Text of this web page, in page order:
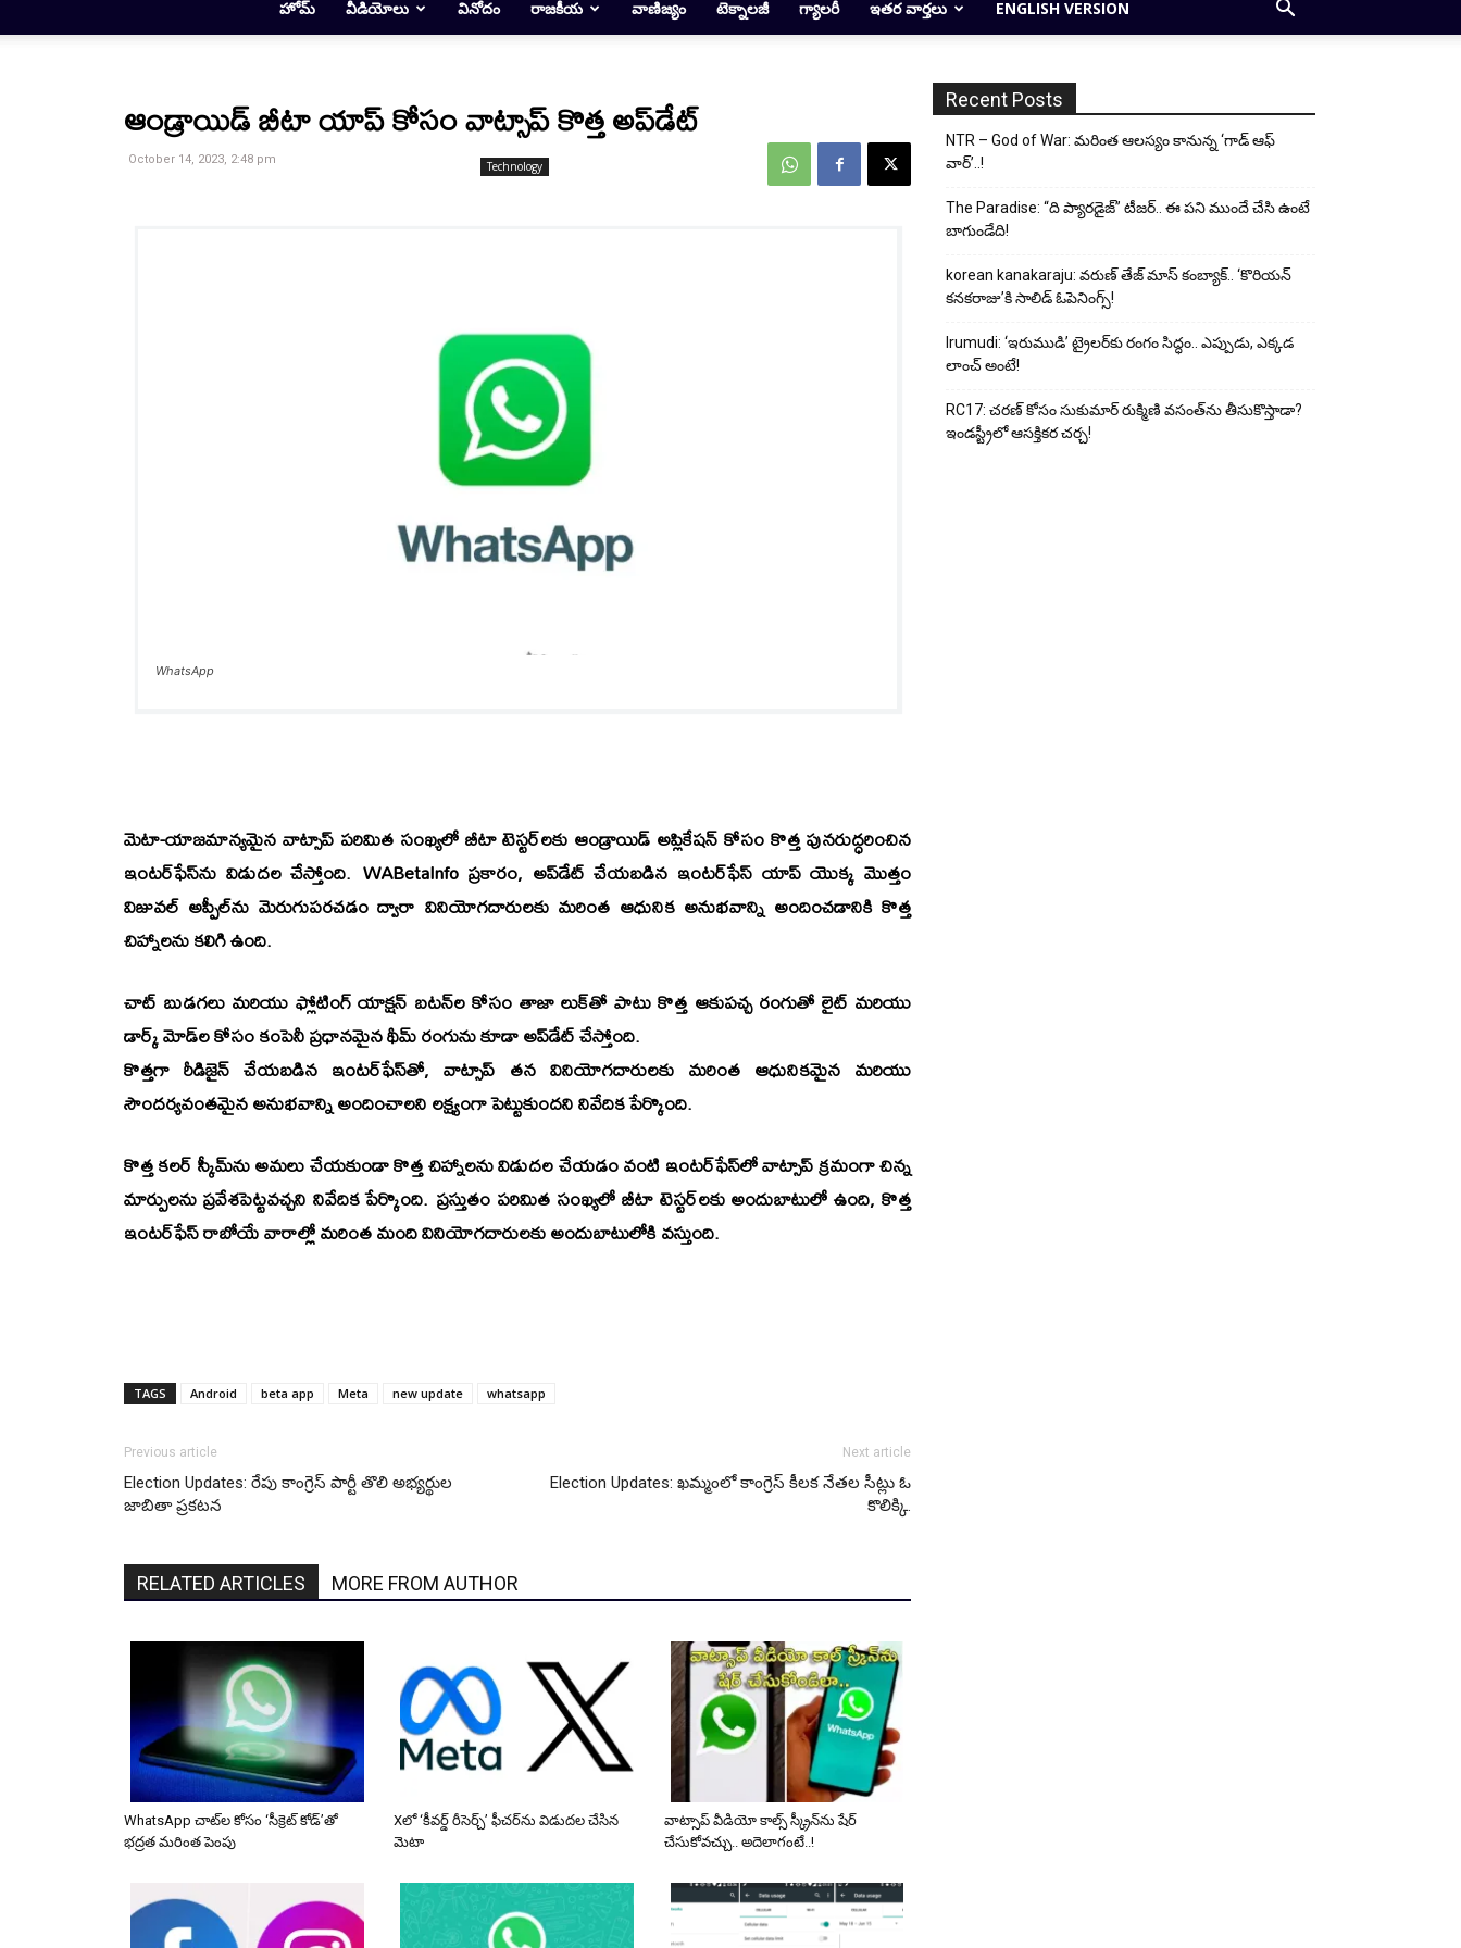
హోమ్ వీడియోలు వినోదం రాజకీయ వాణిజ్యం టెక్నాలజీ గ్యాలరీ ఇతర వార్తలు ENGLISH VERSION
Technology
ఆండ్రాయిడ్ బీటా యాప్ కోసం వాట్సాప్ కొత్త అప్‌డేట్
October 14, 2023, 2:48 pm
WhatsApp
మెటా-యాజమాన్యమైన వాట్సాప్ పరిమిత సంఖ్యలో బీటా టెస్టర్‌లకు ఆండ్రాయిడ్ అప్లికేషన్ కోసం కొత్త పునరుద్ధరించిన
ఇంటర్‌ఫేస్‌ను విడుదల చేస్తోంది. WABetaInfo ప్రకారం, అప్‌డేట్ చేయబడిన ఇంటర్‌ఫేస్ యాప్ యొక్క మొత్తం
విజువల్ అప్పీల్‌ను మెరుగుపరచడం ద్వారా వినియోగదారులకు మరింత ఆధునిక అనుభవాన్ని అందించడానికి కొత్త
చిహ్నాలను కలిగి ఉంది.
చాట్ బుడగలు మరియు ఫ్లోటింగ్ యాక్షన్ బటన్‌ల కోసం తాజా లుక్‌తో పాటు కొత్త ఆకుపచ్చ రంగుతో లైట్ మరియు
డార్క్ మోడ్‌ల కోసం కంపెనీ ప్రధానమైన థీమ్ రంగును కూడా అప్‌డేట్ చేస్తోంది.
కొత్తగా రీడిజైన్ చేయబడిన ఇంటర్‌ఫేస్‌తో, వాట్సాప్ తన వినియోగదారులకు మరింత ఆధునికమైన మరియు
సౌందర్యవంతమైన అనుభవాన్ని అందించాలని లక్ష్యంగా పెట్టుకుందని నివేదిక పేర్కొంది.
కొత్త కలర్ స్కీమ్‌ను అమలు చేయకుండా కొత్త చిహ్నాలను విడుదల చేయడం వంటి ఇంటర్‌ఫేస్‌లో వాట్సాప్ క్రమంగా చిన్న
మార్పులను ప్రవేశపెట్టవచ్చని నివేదిక పేర్కొంది. ప్రస్తుతం పరిమిత సంఖ్యలో బీటా టెస్టర్‌లకు అందుబాటులో ఉంది, కొత్త
ఇంటర్‌ఫేస్ రాబోయే వారాల్లో మరింత మంది వినియోగదారులకు అందుబాటులోకి వస్తుంది.
TAGS Android beta app Meta new update whatsapp
Previous article
Election Updates: రేపు కాంగ్రెస్​ పార్టీ తొలి అభ్యర్థుల
జాబితా ప్రకటన
Next article
Election Updates: ఖమ్మంలో కాంగ్రెస్ కీలక నేతల సీట్లు ఓ
కొలిక్కి.
RELATED ARTICLES MORE FROM AUTHOR
WhatsApp చాట్‌ల కోసం ‘సీక్రెట్ కోడ్’తో
భద్రత మరింత పెంపు
Xలో ‘కీవర్డ్ రీసెర్చ్’ ఫీచర్‌ను విడుదల చేసిన
మెటా
వాట్సాప్ వీడియో కాల్స్ స్క్రీన్‌ను షేర్
చేసుకోవచ్చు.. అదెలాగంటే..!
Recent Posts
NTR – God of War: మరింత ఆలస్యం కానున్న ‘గాడ్ ఆఫ్
వార్’..!
The Paradise: “ది ప్యారడైజ్” టీజర్.. ఈ పని ముందే చేసి ఉంటే
బాగుండేది!
korean kanakaraju: వరుణ్ తేజ్ మాస్ కంబ్యాక్.. ‘కొరియన్
కనకరాజు’కి సాలిడ్ ఓపెనింగ్స్!
Irumudi: ‘ఇరుముడి’ ట్రైలర్‌కు రంగం సిద్ధం.. ఎప్పుడు, ఎక్కడ
లాంచ్ అంటే!
RC17: చరణ్ కోసం సుకుమార్ రుక్మిణి వసంత్‌ను తీసుకొస్తాడా?
ఇండస్ట్రీలో ఆసక్తికర చర్చ!